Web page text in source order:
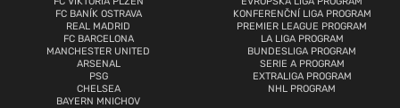
FC BANÍK OSTRAVA
REAL MADRID
FC BARCELONA
MANCHESTER UNITED
ARSENAL
PSG
CHELSEA
BAYERN MNICHOV
KONFERENČNÍ LIGA PROGRAM
PREMIER LEAGUE PROGRAM
LA LIGA PROGRAM
BUNDESLIGA PROGRAM
SERIE A PROGRAM
EXTRALIGA PROGRAM
NHL PROGRAM